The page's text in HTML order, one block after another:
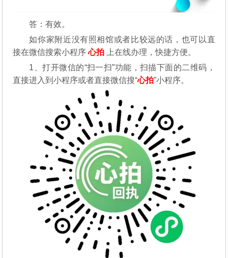
答：有效。
如你家附近没有照相馆或者比较远的话，也可以直
接在微信搜索小程序心拍 上在线办理，快捷方便。
1、打开微信的“扫一扫”功能，扫描下面的二维码，
直接进入到小程序或者直接微信搜“心拍”小程序。